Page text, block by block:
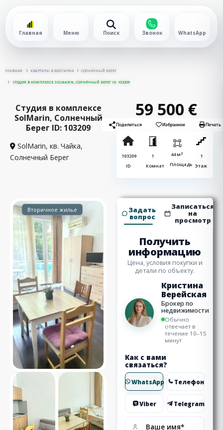
Главная Меню Поиск Звонок WhatsApp
ГЛАВНАЯ КВАРТИРЫ В БОЛГАРИИ СОЛНЕЧНЫЙ БЕРЕГ
СТУДИЯ В КОМПЛЕКСЕ SOLMARIN, СОЛНЕЧНЫЙ БЕРЕГ ID: 103209
Студия в комплексе
SolMarin, Солнечный
Берег ID: 103209
SolMarin, кв. Чайка,
Солнечный Берег
59 500 €
Поделиться Избранное Печать
103209
ID
1
Комнат
44 м2
Площадь
1
Этаж
Вторичное жилье Задать
вопрос
Записаться
на
просмотр
Получить
информацию
Цена, условия покупки и
детали по объекту.
Кристина
Верейская
Брокер по
недвижимости
Обычно
отвечает в
течение 10–15
минут
Как с вами
связаться?
WhatsApp Телефон
Viber Telegram